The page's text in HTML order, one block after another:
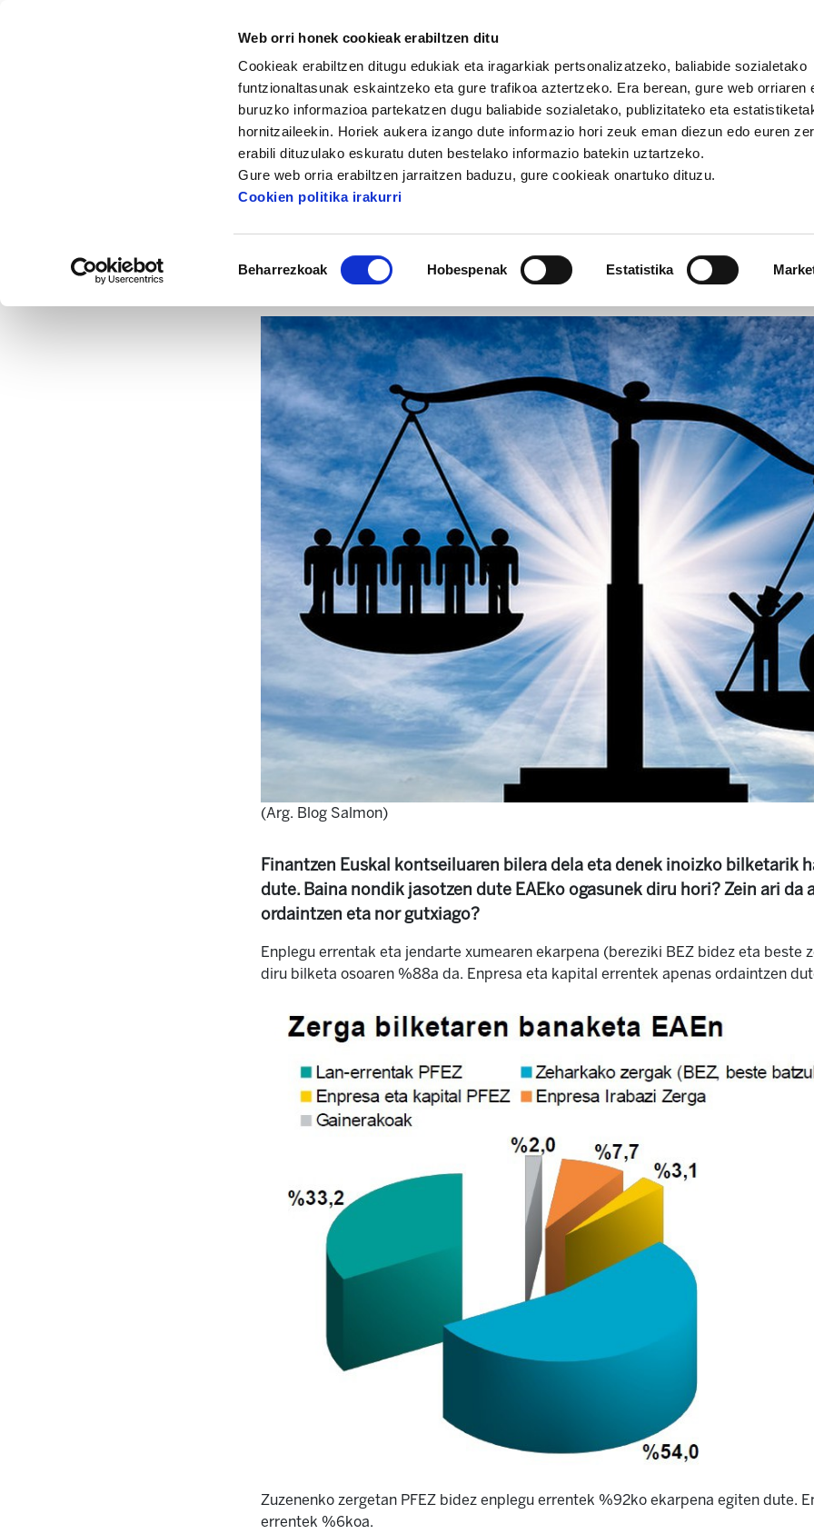
Web orri honek cookieak erabiltzen ditu
Cookieak erabiltzen ditugu edukiak eta iragarkiak pertsonalizatzeko, baliabide sozialetako
funtzionaltasunak eskaintzeko eta gure trafikoa aztertzeko. Era berean, gure web orriaren
buruzko informazioa partekatzen dugu baliabide sozialetako, publizitateko eta
hornitzaileekin. Horiek aukera izango dute informazio hori zeuk eman diezun edo euren
erabili dituzulako eskuratu duten bestelako informazio batekin uztartzeko.
Gure web orria erabiltzen jarraitzen baduzu, gure cookieak onartuko dituzu.
Cookien politika irakurri
hautatzea
Beharrezkoak Hobespenak Estatistika
Albisteak eta artikuluak Zerga bilketaren banaketa EAEn
Zerga bilketaren banaketa
(Arg. Blog Salmon)
Finantzen Euskal kontseiluaren bilera dela eta denek inoizko bilketarik
dute. Baina nondik jasotzen dute EAEko ogasunek diru hori? Zein ari da
ordaintzen eta nor gutxiago?
Enplegu errentak eta jendarte xumearen ekarpena (bereziki BEZ bidez eta beste
diru bilketa osoaren %88a da. Enpresa eta kapital errentek apenas ordaintzen
Zuzenenko zergetan PFEZ bidez enplegu errentek %92ko ekarpena egiten dute.
errentek %6koa.